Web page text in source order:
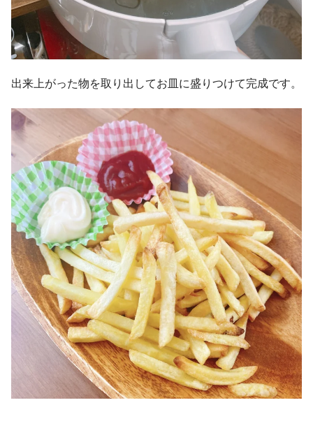
出来上がった物を取り出してお皿に盛りつけて完成です。